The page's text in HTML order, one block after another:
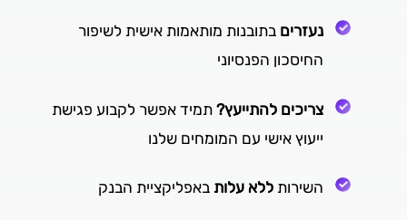
נעזרים בתובנות מותאמות אישית לשיפור
החיסכון הפנסיוני
צריכים להתייעץ? תמיד אפשר לקבוע פגישת
ייעוץ אישי עם המומחים שלנו
השירות ללא עלות באפליקציית הבנק